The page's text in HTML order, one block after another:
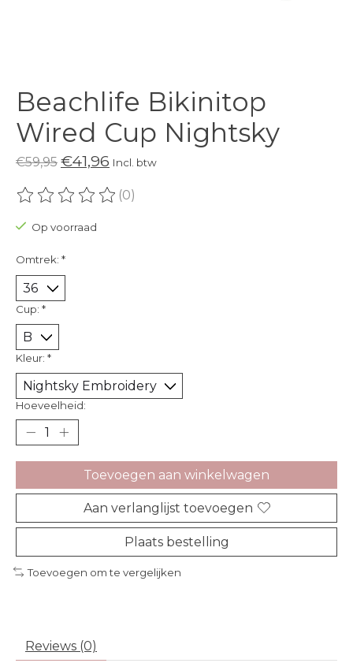
Beachlife Bikinitop
Wired Cup Nightsky
€59,95 €41,96 Incl. btw
De beoordeling van dit product is
(0)
Op voorraad
Omtrek: *
Cup: *
Kleur: *
Hoeveelheid:
Toevoegen aan winkelwagen
Aan verlanglijst toevoegen
Plaats bestelling
Toevoegen om te vergelijken
Reviews (0)